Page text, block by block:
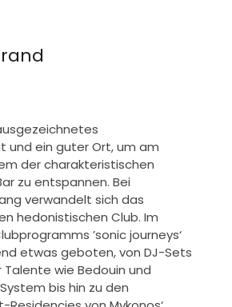
und ein guter Ort, um am
der charakteristischen
zu entspannen. Bei
verwandelt sich das
hedonistischen Club. Im
’sonic journeys‘
etwas geboten, von DJ-Sets
wie Bedouin und
bis hin zu den